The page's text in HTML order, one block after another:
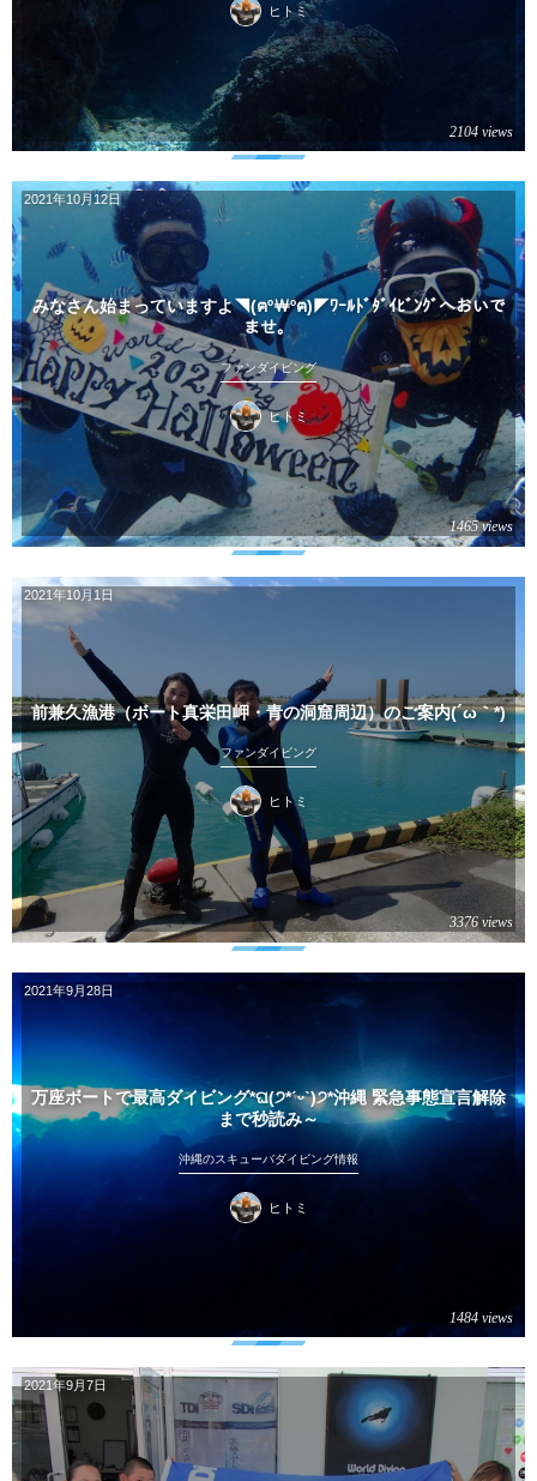
ヒトミ
2104 views
みなさん始まっていますよ◥(ฅº￦ºฅ)◤ﾜｰﾙﾄﾞﾀﾞｲﾋﾞﾝｸﾞへおいで
ませ。
2021年10月12日
ファンダイビング
ヒトミ
1465 views
前兼久漁港（ボート真栄田岬・青の洞窟周辺）のご案内(´ω｀*)
2021年10月1日
ファンダイビング
ヒトミ
3376 views
万座ボートで最高ダイビング*ଘ(੭*ˊᵕˋ)੭*沖縄 緊急事態宣言解除
まで秒読み～
2021年9月28日
沖縄のスキューバダイビング情報
ヒトミ
1484 views
2021年9月7日